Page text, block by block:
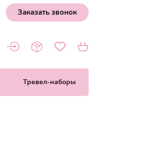
Заказать звонок
Тревел-наборы